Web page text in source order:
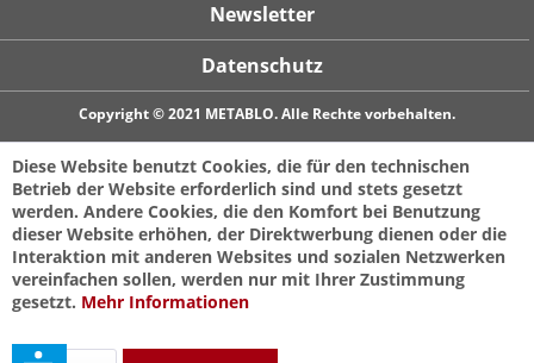
Newsletter
Datenschutz
Copyright © 2021 METABLO. Alle Rechte vorbehalten.
Diese Website benutzt Cookies, die für den technischen
Betrieb der Website erforderlich sind und stets gesetzt
werden. Andere Cookies, die den Komfort bei Benutzung
dieser Website erhöhen, der Direktwerbung dienen oder die
Interaktion mit anderen Websites und sozialen Netzwerken
vereinfachen sollen, werden nur mit Ihrer Zustimmung
gesetzt. Mehr Informationen